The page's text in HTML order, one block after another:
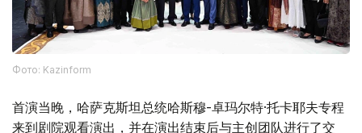
Фото: Kazinform
首演当晚，哈萨克斯坦总统哈斯穆-卓玛尔特·托卡耶夫专程
来到剧院观看演出，并在演出结束后与主创团队进行了交